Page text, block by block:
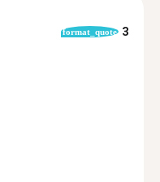
format_quote 3